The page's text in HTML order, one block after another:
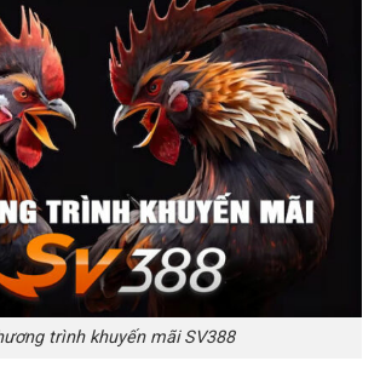
trình khuyến mãi SV388